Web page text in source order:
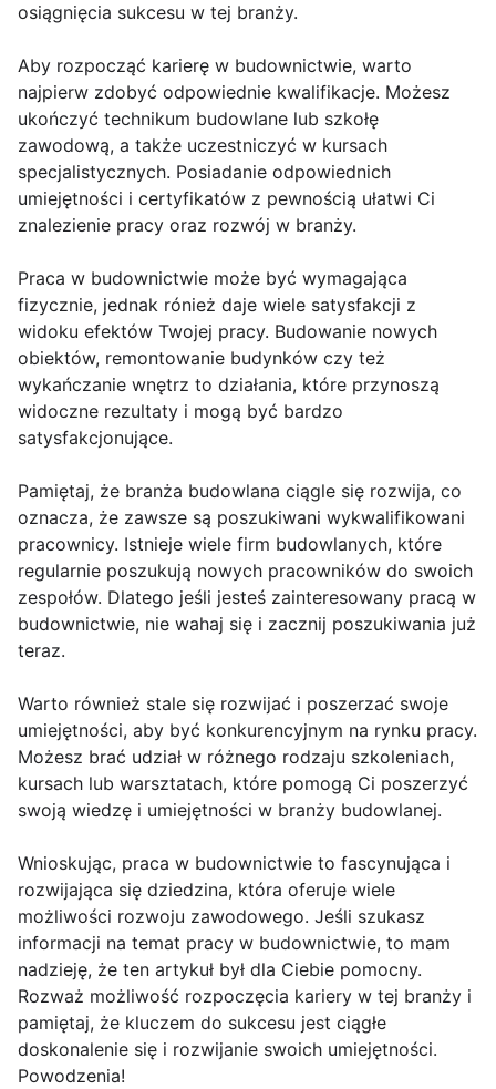
osiągnięcia sukcesu w tej branży.
Aby rozpocząć karierę w budownictwie, warto
najpierw zdobyć odpowiednie kwalifikacje. Możesz
ukończyć technikum budowlane lub szkołę
zawodową, a także uczestniczyć w kursach
specjalistycznych. Posiadanie odpowiednich
umiejętności i certyfikatów z pewnością ułatwi Ci
znalezienie pracy oraz rozwój w branży.
Praca w budownictwie może być wymagająca
fizycznie, jednak rónież daje wiele satysfakcji z
widoku efektów Twojej pracy. Budowanie nowych
obiektów, remontowanie budynków czy też
wykańczanie wnętrz to działania, które przynoszą
widoczne rezultaty i mogą być bardzo
satysfakcjonujące.
Pamiętaj, że branża budowlana ciągle się rozwija, co
oznacza, że zawsze są poszukiwani wykwalifikowani
pracownicy. Istnieje wiele firm budowlanych, które
regularnie poszukują nowych pracowników do swoich
zespołów. Dlatego jeśli jesteś zainteresowany pracą w
budownictwie, nie wahaj się i zacznij poszukiwania już
teraz.
Warto również stale się rozwijać i poszerzać swoje
umiejętności, aby być konkurencyjnym na rynku pracy.
Możesz brać udział w różnego rodzaju szkoleniach,
kursach lub warsztatach, które pomogą Ci poszerzyć
swoją wiedzę i umiejętności w branży budowlanej.
Wnioskując, praca w budownictwie to fascynująca i
rozwijająca się dziedzina, która oferuje wiele
możliwości rozwoju zawodowego. Jeśli szukasz
informacji na temat pracy w budownictwie, to mam
nadzieję, że ten artykuł był dla Ciebie pomocny.
Rozważ możliwość rozpoczęcia kariery w tej branży i
pamiętaj, że kluczem do sukcesu jest ciągłe
doskonalenie się i rozwijanie swoich umiejętności.
Powodzenia!